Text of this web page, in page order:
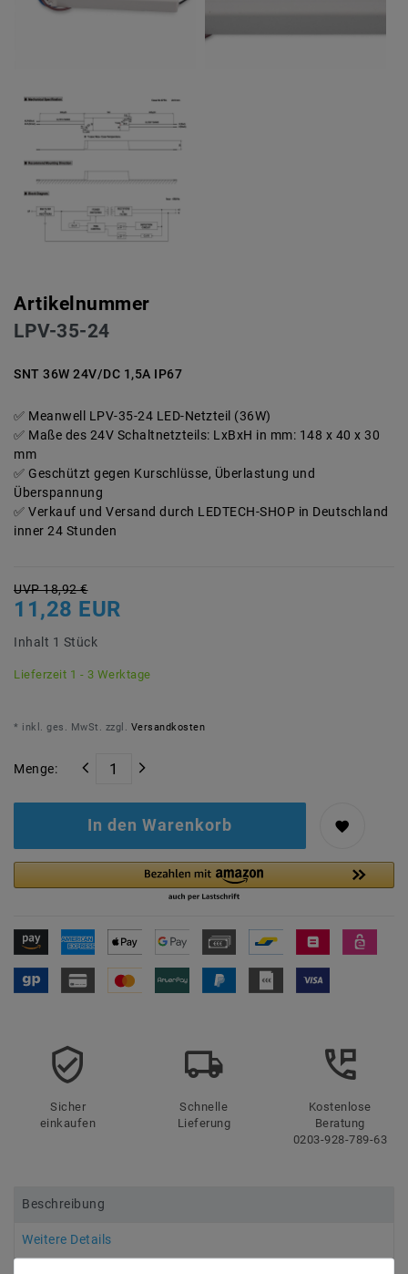
Artikelnummer
LPV-35-24
SNT 36W 24V/DC 1,5A IP67
Meanwell LPV-35-24 LED-Netzteil (36W)
Maße des 24V Schaltnetzteils: LxBxH in mm: 148 x 40 x 30
mm
Geschützt gegen Kurschlüsse, Überlastung und
Überspannung
Verkauf und Versand durch LEDTECH-SHOP in Deutschland
inner 24 Stunden
UVP 18,92 €
11,28 EUR
Inhalt 1 Stück
Lieferzeit 1 - 3 Werktage
* inkl. ges. MwSt. zzgl. Versandkosten
Menge:
In den Warenkorb
Sicher
einkaufen
Schnelle
Lieferung
Kostenlose
Beratung
0203-928-789-63
Beschreibung
Weitere Details